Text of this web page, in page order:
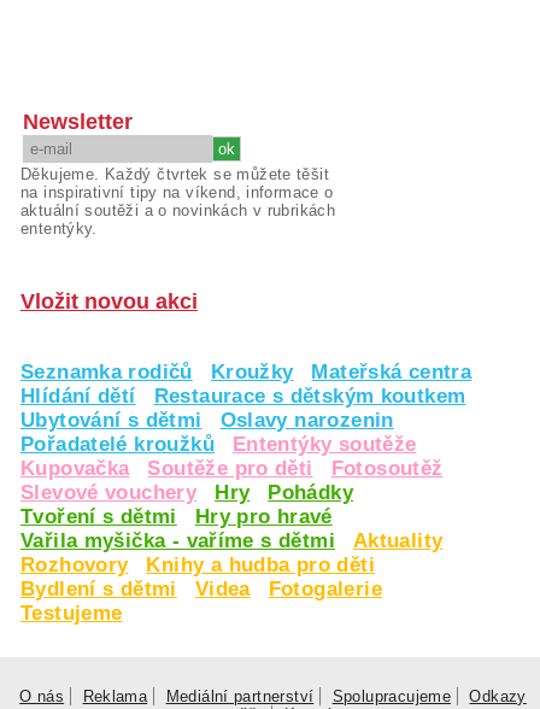
Newsletter
Děkujeme. Každý čtvrtek se můžete těšit
na inspirativní tipy na víkend, informace o
aktuální soutěži a o novinkách v rubrikách
ententýky.
Vložit novou akci
Seznamka rodičů Kroužky
Mateřská centra
Hlídání dětí
Restaurace s dětským koutkem
Ubytování s dětmi
Oslavy narozenin
Pořadatelé kroužků
Ententýky soutěže
Kupovačka
Soutěže pro děti
Fotosoutěž
Slevové vouchery
Hry
Pohádky
Tvoření s dětmi
Hry pro hravé
Vařila myšička - vaříme s dětmi
Aktuality
Rozhovory
Knihy a hudba pro děti
Bydlení s dětmi
Videa
Fotogalerie
Testujeme
O nás Reklama Mediální partnerství Spolupracujeme
Odkazy